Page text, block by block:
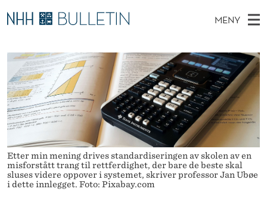
N
Ø
K
K
E
L
E
N
T
MENY
O
V
E
D
M
E
N
Y
Ø
N
E
T
T
S
T
E
E
T
Stipendiater og nye forskerprofiler
Disputaser
Ekspertutvalg
Om Bulletin
Etter min mening drives standardiseringen av skolen av en
misforstått trang til rettferdighet, der bare de beste skal
sluses videre oppover i systemet, skriver professor Jan Ubøe
i dette innlegget. Foto: Pixabay.com